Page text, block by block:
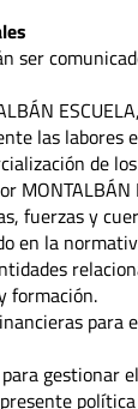
ser
las labores
de
MONTALBÁN
fuerzas y
en la
formación.
para
gestionar